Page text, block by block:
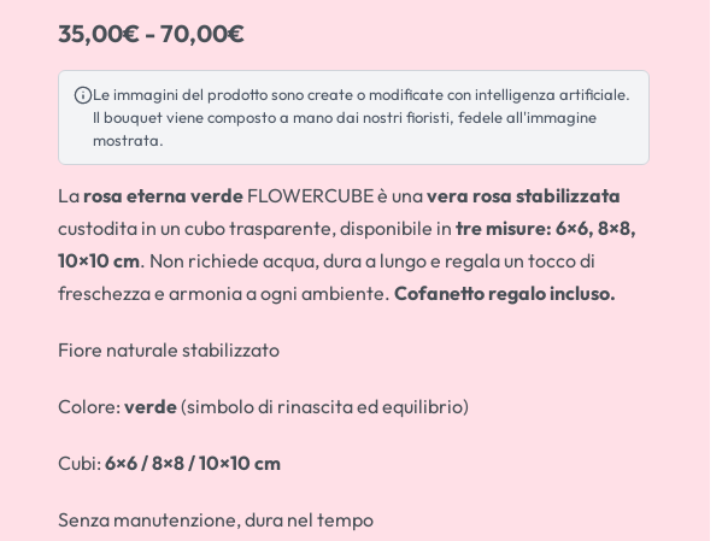
€
35,00€ 70,00€
Le immagini del prodotto sono create o modificate con intelligenza artificiale.
Il bouquet viene composto a mano dai nostri fioristi, fedele all'immagine
mostrata.
Larosa eterna verdeFLOWERCUBE è unavera rosa stabilizzata
custodita in un cubo trasparente, disponibile in tre misure: 6×6, 8×8,
10×10 cm. Non richiede acqua, dura a lungo e regala un tocco di
freschezza e armonia a ogni ambiente. Cofanetto regalo incluso.
Fiore naturale stabilizzato
Colore: verde(simbolo di rinascita ed equilibrio)
Cubi: 6×6 / 8×8 / 10×10 cm
Senza manutenzione, dura nel tempo